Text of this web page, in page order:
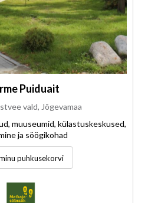
Puiduait
vald, Jõgevamaa
muuseumid, külastuskeskused,
ja söögikohad
puhkusekorvi